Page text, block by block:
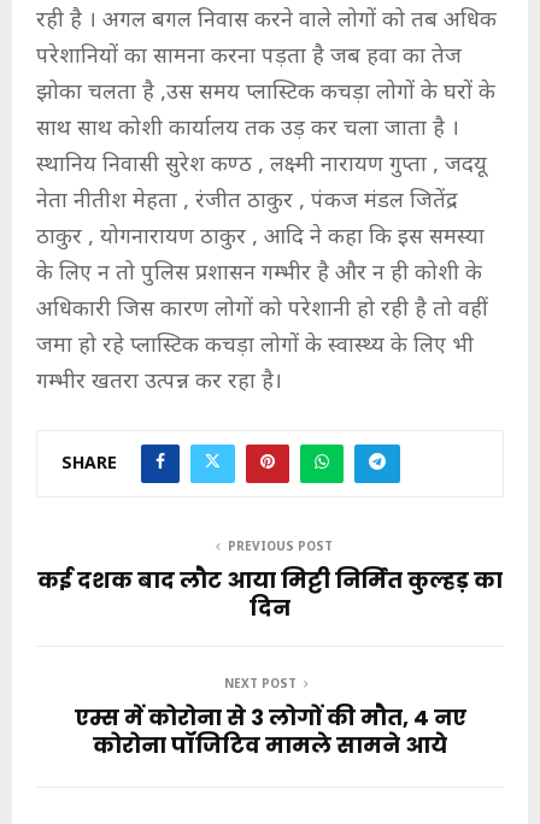
रही है । अगल बगल निवास करने वाले लोगों को तब अधिक
परेशानियों का सामना करना पड़ता है जब हवा का तेज
झोका चलता है ,उस समय प्लास्टिक कचड़ा लोगों के घरों के
साथ साथ कोशी कार्यालय तक उड़ कर चला जाता है ।
स्थानिय निवासी सुरेश कण्ठ , लक्ष्मी नारायण गुप्ता , जदयू
नेता नीतीश मेहता , रंजीत ठाकुर , पंकज मंडल जितेंद्र
ठाकुर , योगनारायण ठाकुर , आदि ने कहा कि इस समस्या
के लिए न तो पुलिस प्रशासन गम्भीर है और न ही कोशी के
अधिकारी जिस कारण लोगों को परेशानी हो रही है तो वहीं
जमा हो रहे प्लास्टिक कचड़ा लोगों के स्वास्थ्य के लिए भी
गम्भीर खतरा उत्पन्न कर रहा है।
SHARE
PREVIOUS POST
कई दशक बाद लौट आया मिट्टी निर्मित कुल्हड़ का
दिन
NEXT POST
एम्स में कोरोना से 3 लोगों की मौत, 4 नए
कोरोना पॉजिटिव मामले सामने आये